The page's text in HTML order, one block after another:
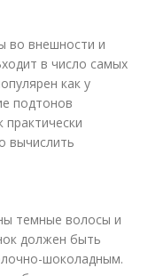
во внешности и
в число самых
как у
подтонов
вычислить
темные волосы и
должен быть
шоколадным.